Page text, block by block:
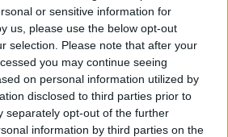
or sensitive information for
us, please use the below opt-out
selection. Please note that after your
you may continue seeing
on personal information utilized by
disclosed to third parties prior to
separately opt-out of the further
information by third parties on the
offre un mix unico di
Con una giusta
po’ di flessibilità, il tuo viaggio
Non esitare a condividere le
chiedere ulteriori consigli. Sei
questa meravigliosa